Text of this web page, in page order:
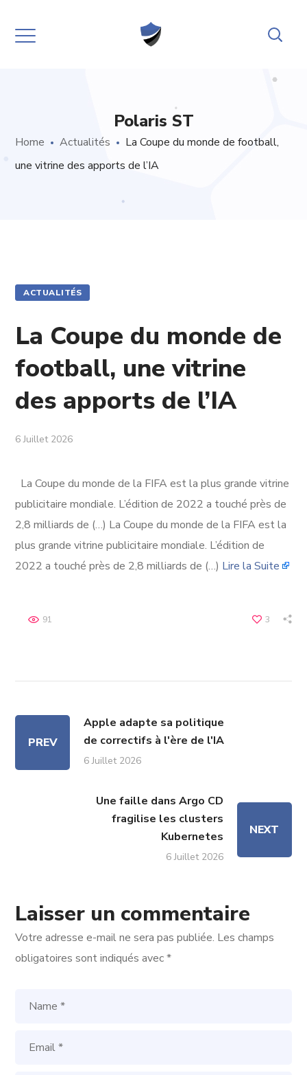
Polaris ST
Home Actualités
La Coupe du monde de football,
une vitrine des apports de l’IA
ACTUALITÉS
La Coupe du monde de
football, une vitrine
des apports de l’IA
6 Juillet 2026
La Coupe du monde de la FIFA est la plus grande vitrine
publicitaire mondiale. L’édition de 2022 a touché près de
2,8 milliards de (…) La Coupe du monde de la FIFA est la
plus grande vitrine publicitaire mondiale. L’édition de
2022 a touché près de 2,8 milliards de (…) Lire la Suite
3
91
PREV
Apple adapte sa politique
de correctifs à l'ère de l'IA
6 Juillet 2026
Une faille dans Argo CD
fragilise les clusters
Kubernetes
6 Juillet 2026
NEXT
Laisser un commentaire
Votre adresse e-mail ne sera pas publiée. Les champs
obligatoires sont indiqués avec*